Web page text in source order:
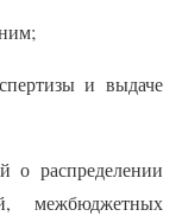
и выдаче
распределении
межбюджетных